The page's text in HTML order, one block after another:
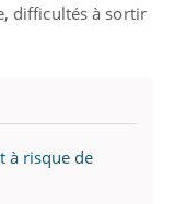
difficultés à sortir
à risque de